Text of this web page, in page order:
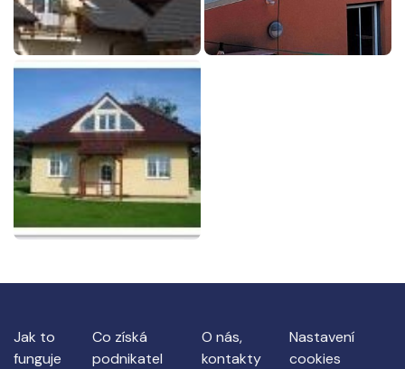
Jak to
funguje
Co získá
podnikatel
O nás,
kontakty
Nastavení
cookies